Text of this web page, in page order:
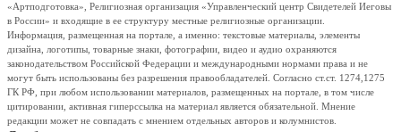
«Артподготовка», Религиозная организация «Управленческий центр Свидетелей Иеговы
в России» и входящие в ее структуру местные религиозные организации.
Информация, размещенная на портале, а именно: текстовые материалы, элементы
дизайна, логотипы, товарные знаки, фотографии, видео и аудио охраняются
законодательством Российской Федерации и международными нормами права и не
могут быть использованы без разрешения правообладателей. Согласно ст.ст. 1274,1275
ГК РФ, при любом использовании материалов, размещенных на портале, в том числе
цитировании, активная гиперссылка на материал является обязательной. Мнение
редакции может не совпадать с мнением отдельных авторов и колумнистов.